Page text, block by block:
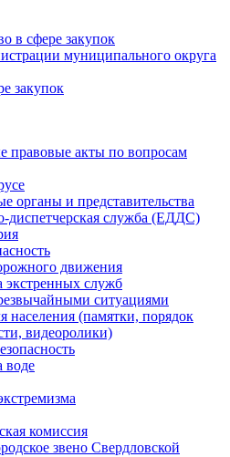
в сфере закупок
муниципального округа
закупок
правовые акты по вопросам
органы и представительства
диспетчерская служба (ЕДДС)
движения
экстренных служб
ситуациями
населения (памятки, порядок
видеоролики)
воде
комиссия
звено Свердловской